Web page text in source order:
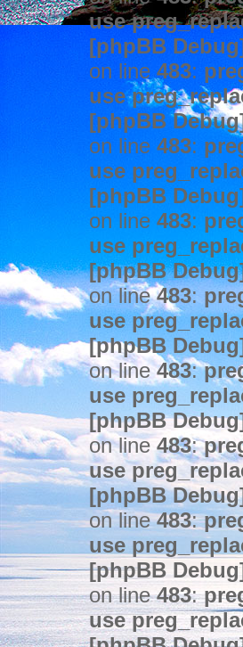
use
[phpBB
on line 483:
use
[phpBB
on line 483:
use
[phpBB
on line 483:
use
[phpBB
on line483:
use
[phpBB
on line483:
use
[phpBB
on line483:
use
[phpBB
on line483:
use
[phpBB
on line483:
use